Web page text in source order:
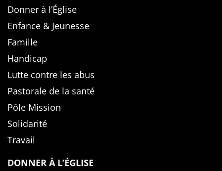
Donner à l’Église
Enfance & Jeunesse
Famille
Handicap
Lutte contre les abus
Pastorale de la santé
Pôle Mission
Solidarité
Travail
DONNER À L’ÉGLISE